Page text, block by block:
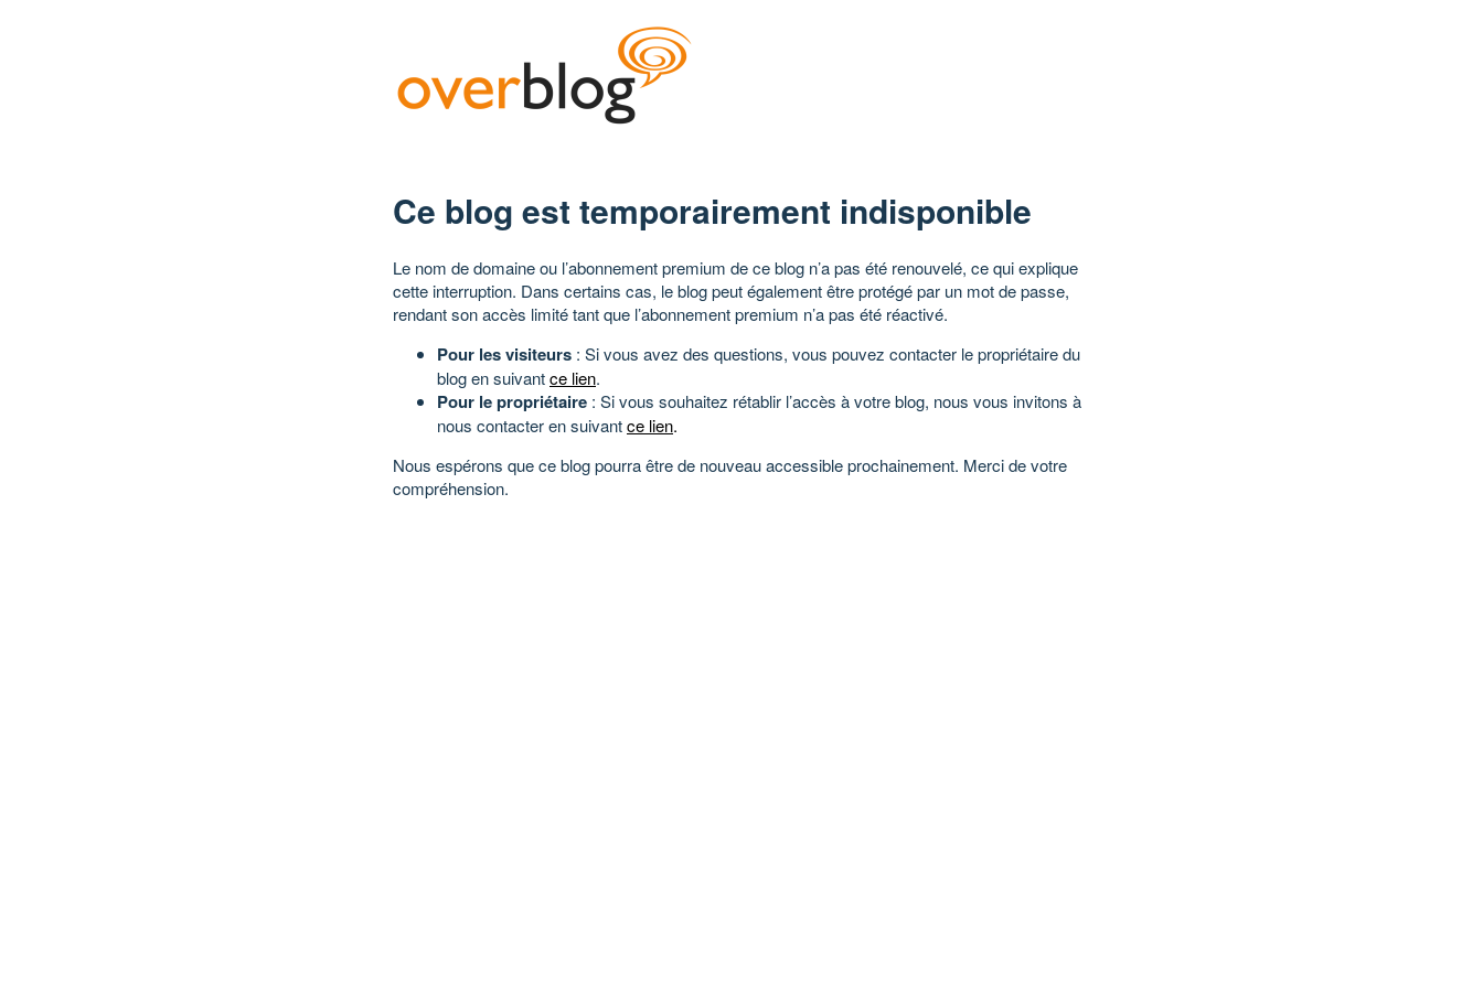
Ce blog est temporairement indisponible
Le nom de domaine ou l’abonnement premium de ce blog n’a pas été renouvelé, ce qui explique
cette interruption. Dans certains cas, le blog peut également être protégé par un mot de passe,
rendant son accès limité tant que l’abonnement premium n’a pas été réactivé.
Pour les visiteurs : Si vous avez des questions, vous pouvez contacter le propriétaire du
blog en suivantce lien.
Pour le propriétaire : Si vous souhaitez rétablir l’accès à votre blog, nous vous invitons à
nous contacter en suivantce lien.
Nous espérons que ce blog pourra être de nouveau accessible prochainement. Merci de votre
compréhension.